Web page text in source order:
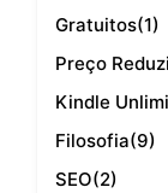
Gratuitos(1)
Preço
Kindle
Filosofia(9)
SEO(2)